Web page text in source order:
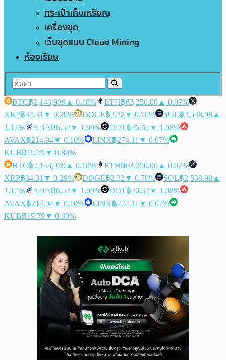
กระเป๋าเก็บเหรียญ
เครื่องขุด
เว็บขุดแบบ Cloud Mining
ห้องเรียน
BTC฿2,143,939 ▲ 0.18% ETH฿63,250.00 ▲ 0.07%
XRP฿34.31 ▼ 0.29% DOGE฿2.32 ▼ 0.70% SOL฿2,538.98 ▲
1.17%
ADA฿6.52 ▼ 1.09% DOT฿26.62 ▼ 1.08%
AVAX฿214.94▼ 0.10% LINK฿274.11 ▼ 0.07%
KUB฿19.79▼ 0.80%
BTC฿2,143,939 ▲ 0.18% ETH฿63,250.00 ▲ 0.07%
XRP฿34.31 ▼ 0.29% DOGE฿2.32 ▼ 0.70% SOL฿2,538.98 ▲
1.17%
ADA฿6.52 ▼ 1.09% DOT฿26.62 ▼ 1.08%
AVAX฿214.94▼ 0.10% LINK฿274.11 ▼ 0.07%
KUB฿19.79▼ 0.80%